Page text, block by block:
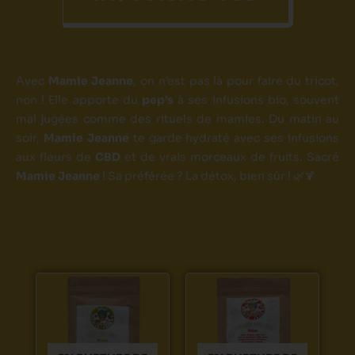
Avec Mamie Jeanne, on n’est pas là pour faire du tricot,
non ! Elle apporte du pep’s à ses infusions bio, souvent
mal jugées comme des rituels de mamies. Du matin au
soir, Mamie Jeanne te garde hydraté avec ses infusions
aux fleurs de CBD et de vrais morceaux de fruits. Sacré
Mamie Jeanne ! Sa préférée ? La détox, bien sûr ! 🌿🍹
a
plusieurs
produit
a
plusieurs